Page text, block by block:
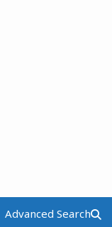
Advanced Search